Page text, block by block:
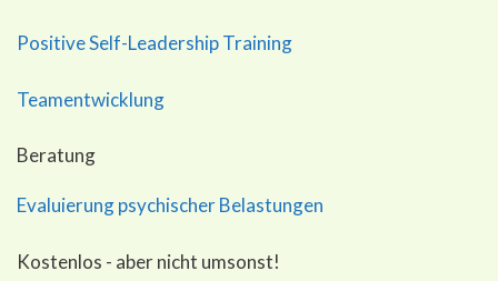
Positive Self-Leadership Training
Teamentwicklung
Beratung
Evaluierung psychischer Belastungen
Kostenlos - aber nicht umsonst!